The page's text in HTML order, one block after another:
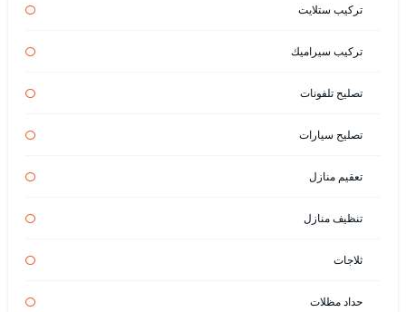
تركيب ستلايت
تركيب سيراميك
تصليح تلفونات
تصليح سيارات
تعقيم منازل
تنظيف منازل
ثلاجات
حداد مظلات